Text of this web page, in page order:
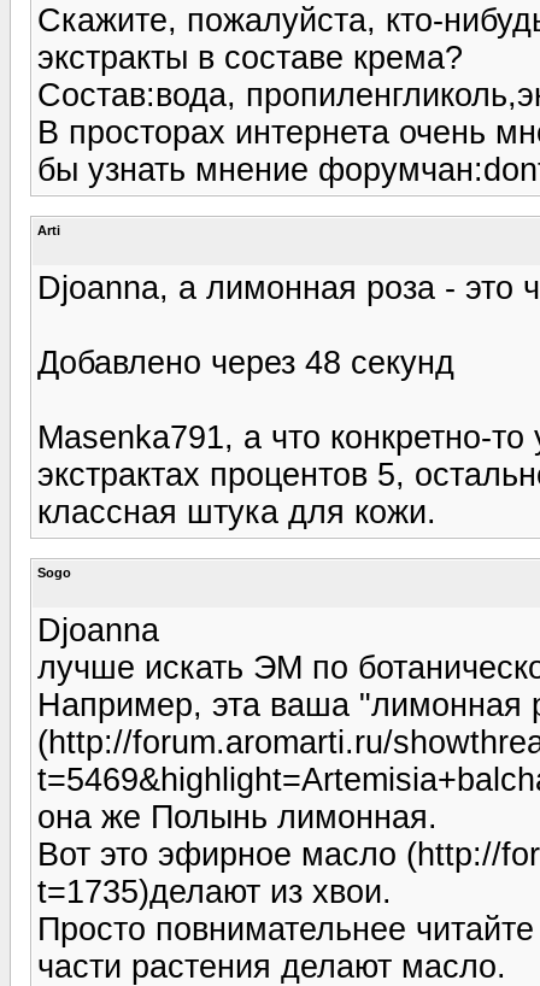
Скажите, пожалуйста, кто-
экстракты в составе крема?
Состав:вода,
В просторах интернета очень
бы узнать мнение
Arti
Djoanna, а лимонная роза - это
Добавлено через 48 секунд
Masenka791, а что конкретно-
экстрактах процентов 5,
классная штука для кожи.
Sogo
Djoanna
лучше искать ЭМ по
Например, эта ваша "лимонная
(http://forum.aromarti.ru/
она же Полынь лимонная.
Вот это эфирное масло (http://
t=1735)делают из хвои.
Просто повнимательнее
части растения делают масло.